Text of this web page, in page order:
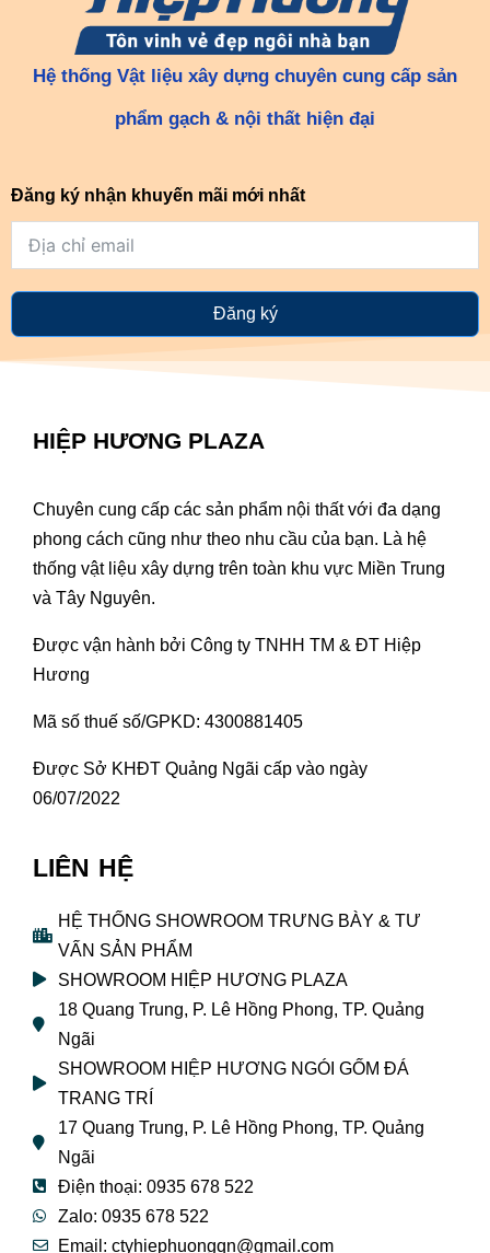
Hệ thống Vật liệu xây dựng chuyên cung cấp sản
phẩm gạch & nội thất hiện đại
Đăng ký nhận khuyến mãi mới nhất
Đăng ký
HIỆP HƯƠNG PLAZA
Chuyên cung cấp các sản phẩm nội thất với đa dạng
phong cách cũng như theo nhu cầu của bạn. Là hệ
thống vật liệu xây dựng trên toàn khu vực Miền Trung
và Tây Nguyên.
Được vận hành bởi Công ty TNHH TM & ĐT Hiệp
Hương
Mã số thuế số/GPKD: 4300881405
Được Sở KHĐT Quảng Ngãi cấp vào ngày
06/07/2022
LIÊN HỆ
HỆ THỐNG SHOWROOM TRƯNG BÀY & TƯ
VẤN SẢN PHẨM
SHOWROOM HIỆP HƯƠNG PLAZA
18 Quang Trung, P. Lê Hồng Phong, TP. Quảng
Ngãi
SHOWROOM HIỆP HƯƠNG NGÓI GỐM ĐÁ
TRANG TRÍ
17 Quang Trung, P. Lê Hồng Phong, TP. Quảng
Ngãi
Điện thoại: 0935 678 522
Zalo: 0935 678 522
Email: ctyhiephuongqn@gmail.com